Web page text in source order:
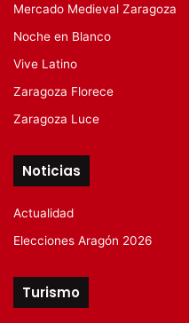
Mercado Medieval Zaragoza
Noche en Blanco
Vive Latino
Zaragoza Florece
Zaragoza Luce
Noticias
Actualidad
Elecciones Aragón 2026
Turismo